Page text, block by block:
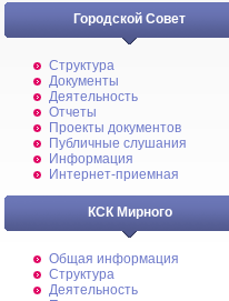
Городской Совет
Структура
Документы
Деятельность
Отчеты
Проекты документов
Публичные слушания
Информация
Интернет-приемная
КСК Мирного
Общая информация
Структура
Деятельность